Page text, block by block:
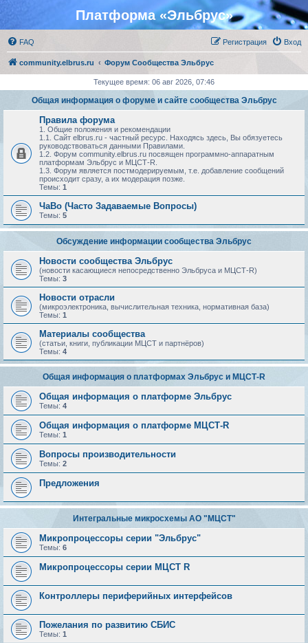
Платформа «Эльбрус»
FAQ Вход
Регистрация
community.elbrus.ru Форум Сообщества Эльбрус
Текущее время: 06 авг 2026, 07:46
Общая информация о форуме и сайте сообщества Эльбрус
Правила форума
1. Общие положения и рекомендации
1.1. Сайт elbrus.ru - частный ресурс. Находясь здесь, Вы обязуетесь
руководствоваться данными Правилами.
1.2. Форум community.elbrus.ru посвящен программно-аппаратным
платформам Эльбрус и МЦСТ-R.
1.3. Форум является постмодерируемым, т.е. добавление сообщений
происходит сразу, а их модерация позже.
Темы: 1
ЧаВо (Часто Задаваемые Вопросы)
Темы: 5
Обсуждение информации сообщества Эльбрус
Новости сообщества Эльбрус
(новости касающиеся непосредственно Эльбруса и МЦСТ-R)
Темы: 3
Новости отрасли
(микроэлектроника, вычислительная техника, нормативная база)
Темы: 1
Материалы сообщества
(статьи, книги, публикации МЦСТ и партнёров)
Темы: 4
Общая информация о платформах Эльбрус и МЦСТ-R
Общая информация о платформе Эльбрус
Темы: 4
Общая информация о платформе МЦСТ-R
Темы: 1
Вопросы производительности
Темы: 2
Предложения
Интегральные микросхемы АО "МЦСТ"
Микропроцессоры серии "Эльбрус"
Темы: 6
Микропроцессоры серии МЦСТ R
Контроллеры периферийных интерфейсов
Пожелания по развитию СБИС
Темы: 1